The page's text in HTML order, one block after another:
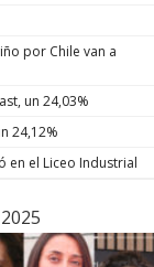
por Chile van a
un 24,03%
24,12%
en el Liceo Industrial